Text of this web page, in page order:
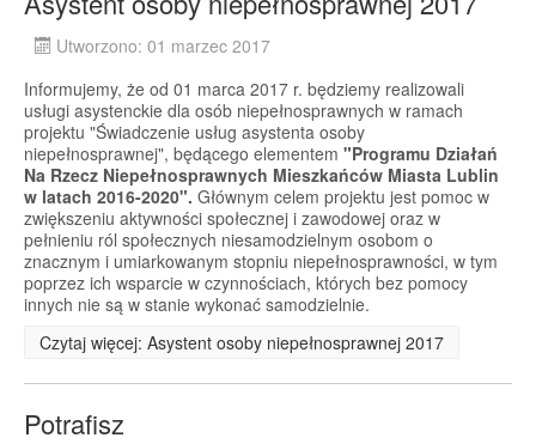
Utworzono: 01 marzec 2017
Informujemy, że od 01 marca 2017 r. będziemy realizowali
usługi asystenckie dla osób niepełnosprawnych w ramach
projektu "Świadczenie usług asystenta osoby
niepełnosprawnej", będącego elementem "Programu Działań
Na Rzecz Niepełnosprawnych Mieszkańców Miasta Lublin
w latach 2016-2020". Głównym celem projektu jest pomoc w
zwiększeniu aktywności społecznej i zawodowej oraz w
pełnieniu ról społecznych niesamodzielnym osobom o
znacznym i umiarkowanym stopniu niepełnosprawności, w tym
poprzez ich wsparcie w czynnościach, których bez pomocy
innych nie są w stanie wykonać samodzielnie.
Czytaj więcej: Asystent osoby niepełnosprawnej 2017
Potrafisz